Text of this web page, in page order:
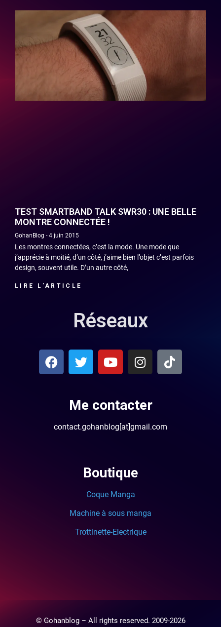
TEST SMARTBAND TALK SWR30 : UNE BELLE
MONTRE CONNECTÉE !
GohanBlog 4 juin 2015
Les montres connectées, c’est la mode. Une mode que
j’apprécie à moitié, d’un côté, j’aime bien l’objet c’est parfois
design, souvent utile. D’un autre côté,
LIRE L'ARTICLE
Réseaux
Me contacter
contact.gohanblog[at]gmail.com
Boutique
Coque Manga
Machine à sous manga
Trottinette-Electrique
© Gohanblog – All rights reserved. 2009-2026